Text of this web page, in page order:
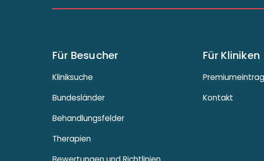
Für Besucher
Kliniksuche
Bundesländer
Behandlungsfelder
Therapien
Für Kliniken
Premiumeintrag
Kontakt